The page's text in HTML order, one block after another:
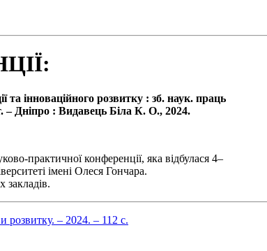
та інноваційного розвитку : зб. наук. праць
– Дніпро : Видавець Біла К. О., 2024.
практичної конференції, яка відбулася 4–
імені Олеся Гончара.
закладів.
розвитку. – 2024. – 112 с.